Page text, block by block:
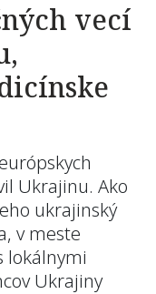
vecí
Ukrajinu. Ako
ukrajinský
v meste
lokálnymi
Ukrajiny